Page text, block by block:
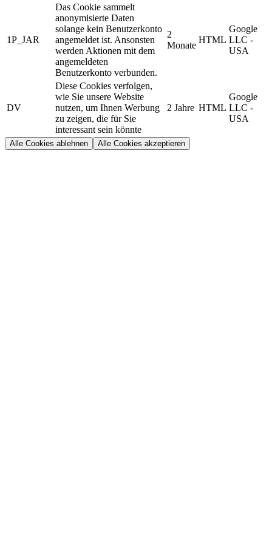
1P_JAR
Das Cookie sammelt
anonymisierte Daten
solange kein Benutzerkonto
angemeldet ist. Ansonsten
werden Aktionen mit dem
angemeldeten
Benutzerkonto verbunden.
2
Monate
HTML
Google
LLC -
USA
DV
Diese Cookies verfolgen,
wie Sie unsere Website
nutzen, um Ihnen Werbung
zu zeigen, die für Sie
interessant sein könnte
2 Jahre HTML
Google
LLC -
USA
Alle Cookies ablehnen Alle Cookies akzeptieren